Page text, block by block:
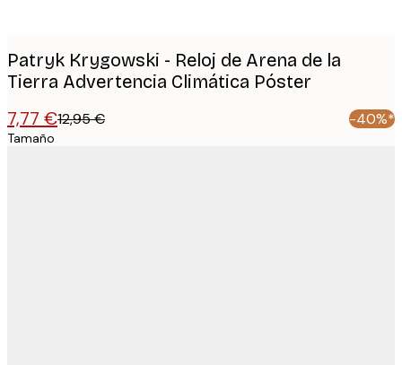
Patryk Krygowski - Reloj de Arena de la
Tierra Advertencia Climática Póster
7,77 €12,95 € -40%*
Tamaño